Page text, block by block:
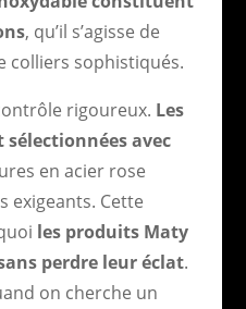
, qu’il s’agisse de
colliers sophistiqués.
rigoureux. Les
sélectionnées avec
en acier rose
exigeants. Cette
les produits Maty
perdre leur éclat.
on cherche un